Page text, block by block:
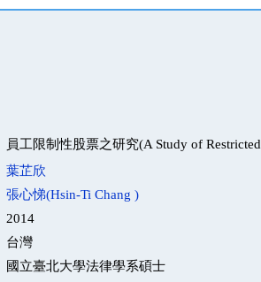
員工限制性股票之研究(A Study of
葉芷欣
張心悌(Hsin-Ti Chang )
2014
台灣
國立臺北大學法律學系碩士